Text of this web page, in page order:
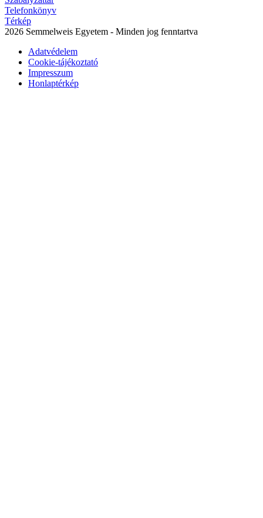
Telefonkönyv
Térkép
2026 Semmelweis Egyetem - Minden jog fenntartva
Adatvédelem
Cookie-tájékoztató
Impresszum
Honlaptérkép